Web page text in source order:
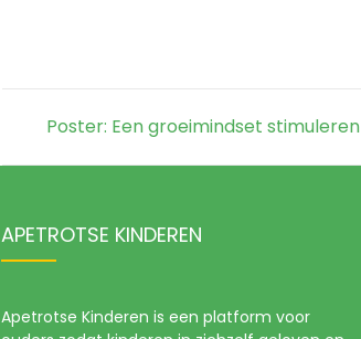
Poster: Een groeimindset stimuleren
APETROTSE KINDEREN
Apetrotse Kinderen is een platform voor